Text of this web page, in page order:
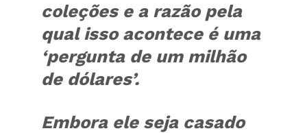
coleções e a razão pela
qual isso acontece é uma
‘pergunta de um milhão
de dólares’.
Embora ele seja casado